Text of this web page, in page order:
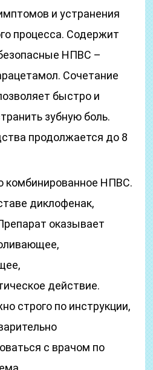
и устранения
процесса. Содержит
НПВС –
Сочетание
быстро и
зубную боль.
продолжается до 8
комбинированное НПВС.
диклофенак,
оказывает
действие.
строго по инструкции,
с врачом по